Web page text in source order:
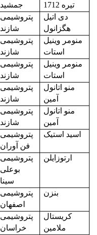
تیره 1712
جمشید
دی اتیل
هگزانول
پتروشیمی
شازند
منومر وینیل
استات
پتروشیمی
شازند
منومر وینیل
استات
پتروشیمی
شازند
منو اتانول
آمین
پتروشیمی
شازند
منو اتانول
آمین
پتروشیمی
شازند
اسید استیک
پتروشیمی
فن آوران
ارتوزایلن
پتروشیمی
بوعلی
سینا
بنزن
پتروشیمی
اصفهان
کریستال
ملامین
پتروشیمی
خراسان